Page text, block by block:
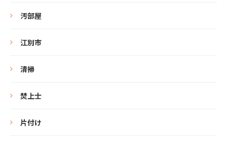
汚部屋
江別市
清掃
焚上士
片付け